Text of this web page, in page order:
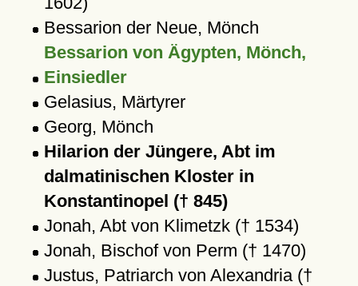
Bessarion der Neue, Mönch
Bessarion von Ägypten, Mönch,
Einsiedler
Gelasius, Märtyrer
Georg, Mönch
Hilarion der Jüngere, Abt im
dalmatinischen Kloster in
Konstantinopel († 845)
Jonah, Abt von Klimetzk († 1534)
Jonah, Bischof von Perm († 1470)
Justus, Patriarch von Alexandria (†